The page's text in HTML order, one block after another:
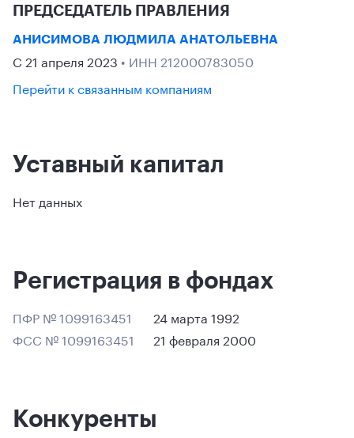
ПРЕДСЕДАТЕЛЬ ПРАВЛЕНИЯ
АНИСИМОВА ЛЮДМИЛА АНАТОЛЬЕВНА
С 21 апреля 2023 • ИНН 212000783050
Перейти к связанным компаниям
Уставный капитал
Нет данных
Регистрация в фондах
ПФР № 1099163451
24 марта 1992
ФСС № 1099163451
21 февраля 2000
Конкуренты